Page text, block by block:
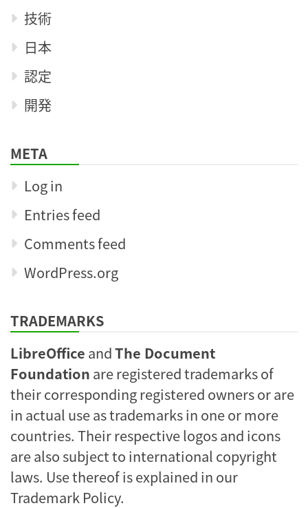
技術
日本
認定
開発
META
Log in
Entries feed
Comments feed
WordPress.org
TRADEMARKS
LibreOffice andThe Document
Foundation are registered trademarks of
their corresponding registered owners or are
in actual use as trademarks in one or more
countries. Their respective logos and icons
are also subject to international copyright
laws. Use thereof is explained in our
Trademark Policy.